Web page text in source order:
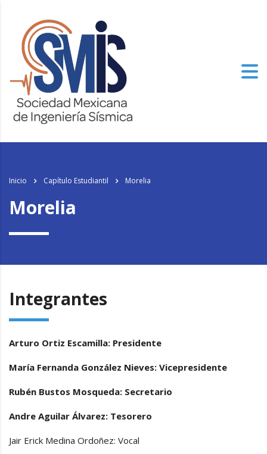
Inicio Capítulo Estudiantil Morelia
Morelia
Integrantes
Arturo Ortiz Escamilla: Presidente
María Fernanda González Nieves: Vicepresidente
Rubén Bustos Mosqueda: Secretario
Andre Aguilar Álvarez: Tesorero
Jair Erick Medina Ordoñez: Vocal